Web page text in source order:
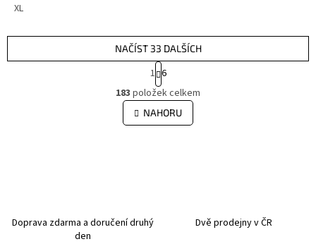
5
XL
O
v
l
á
NAČÍST 33 DALŠÍCH
S
t
r
á
n
k
1 6
183 položek celkem
NAHORU
Doprava zdarma a doručení druhý
den
Dvě prodejny v ČR